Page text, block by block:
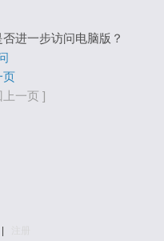
进一步访问电脑版？
页
一页 ]